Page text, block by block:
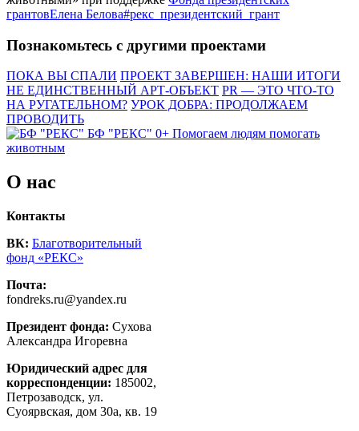
грантовЕлена Белова#рекс_президентский_грант
Познакомьтесь с другими проектами
ПОКА ВЫ СПАЛИ ПРОЕКТ ЗАВЕРШЕН: НАШИ ИТОГИ
НЕ ЕДИНСТВЕННЫЙ АРТ-ОБЪЕКТ PR — ЭТО ЧТО-ТО
НА РУГАТЕЛЬНОМ? УРОК ДОБРА: ПРОДОЛЖАЕМ
ПРОВОДИТЬ
БФ "РЕКС" 0+ Помогаем людям помогать
животным
О нас
Контакты
ВК: Благотворительный
фонд «РЕКС»
Почта:
fondreks.ru@yandex.ru
Президент фонда: Сухова
Александра Игоревна
Юридический адрес для
корреспонденции: 185002,
Петрозаводск, ул.
Суоярвская, дом 30а, кв. 19